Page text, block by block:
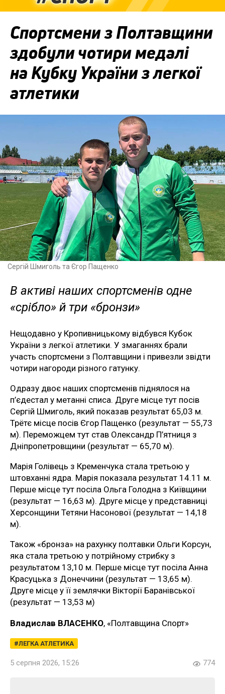
Спортсмени з Полтавщини
здобули чотири медалі
на Кубку України з легкої
атлетики
Сергій Шмиголь та Єгор Пащенко
В активі наших спортсменів одне
«срібло» й три «бронзи»
Нещодавно у Кропивницькому відбувся Кубок
України з легкої атлетики. У змаганнях брали
участь спортсмени з Полтавщини і привезли звідти
чотири нагороди різного гатунку.
Одразу двоє наших спортсменів піднялося на
п’єдестал у метанні списа. Друге місце тут посів
Сергій Шмиголь, який показав результат 65,03 м.
Трётє місце посів Єгор Пащенко (результат — 55,73
м). Переможцем тут став Олександр П’ятниця з
Дніпропетровщини (результат — 65,70 м).
Марія Голівець з Кременчука стала третьою у
штовханні ядра. Марія показала результат 14.11 м.
Перше місце тут посіла Ольга Голодна з Київщини
(результат — 16,63 м). Друге місце у представниці
Херсонщини Тетяни Насонової (результат — 14,18
м).
Також «бронза» на рахунку полтавки Ольги Корсун,
яка стала третьою у потрійному стрибку з
результатом 13,10 м. Перше місце тут посіла Анна
Красуцька з Донеччини (результат — 13,65 м).
Друге місце у її землячки Вікторії Баранівської
(результат — 13,53 м)
Владислав ВЛАСЕНКО, «Полтавщина Спорт»
ЛЕГКА АТЛЕТИКА
5 серпня 2026, 15:26 774